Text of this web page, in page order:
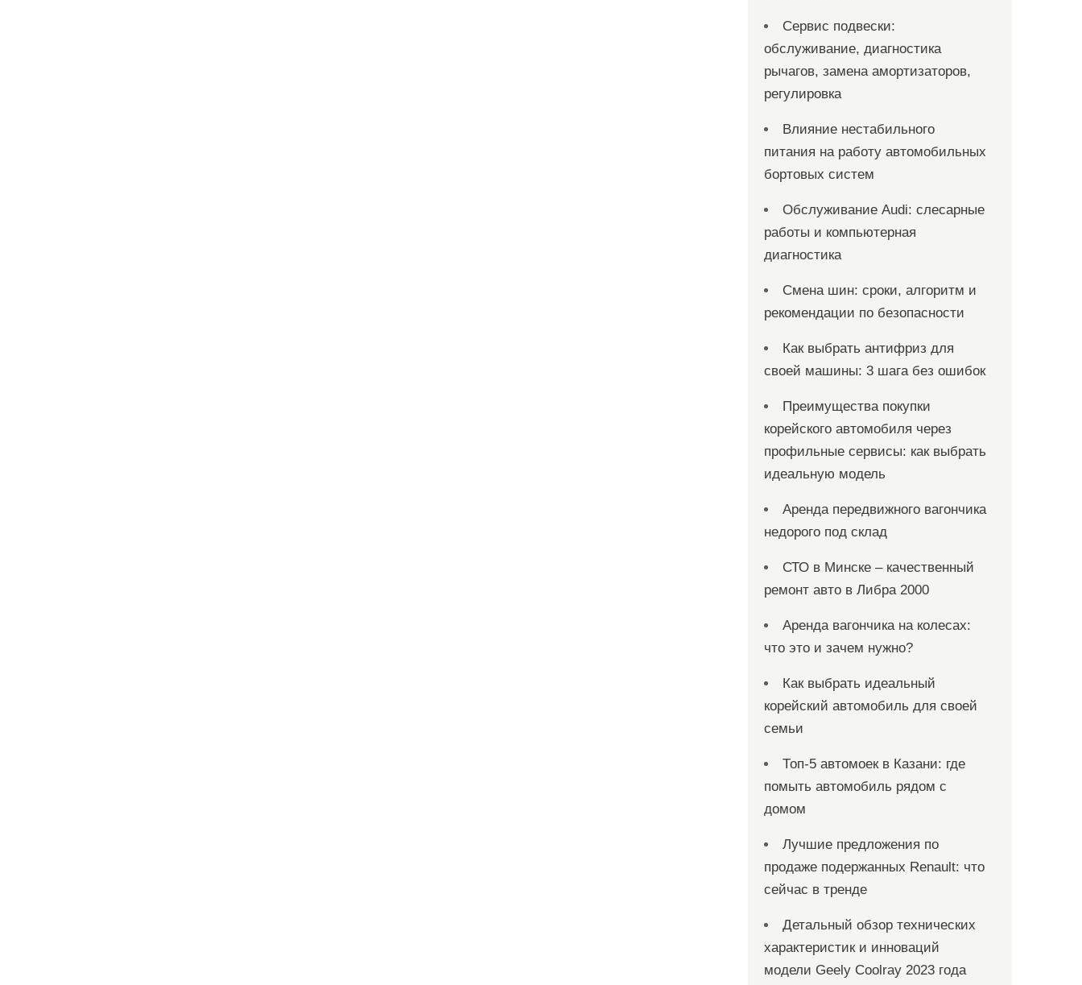
Сервис подвески:
обслуживание, диагностика
рычагов, замена амортизаторов,
регулировка
Влияние нестабильного
питания на работу автомобильных
бортовых систем
Обслуживание Audi: слесарные
работы и компьютерная
диагностика
Смена шин: сроки, алгоритм и
рекомендации по безопасности
Как выбрать антифриз для
своей машины: 3 шага без ошибок
Преимущества покупки
корейского автомобиля через
профильные сервисы: как выбрать
идеальную модель
Аренда передвижного вагончика
недорого под склад
СТО в Минске – качественный
ремонт авто в Либра 2000
Аренда вагончика на колесах:
что это и зачем нужно?
Как выбрать идеальный
корейский автомобиль для своей
семьи
Топ-5 автомоек в Казани: где
помыть автомобиль рядом с
домом
Лучшие предложения по
продаже подержанных Renault: что
сейчас в тренде
Детальный обзор технических
характеристик и инноваций
модели Geely Coolray 2023 года